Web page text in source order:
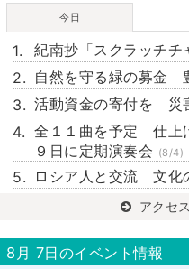
今日
紀南抄「スクラッチチ
自然を守る緑の募金
活動資金の寄付を 災
全１１曲を予定 仕
９日に定期演奏会 (8/4)
ロシア人と交流 文化
アクセ
8月 7日のイベント情報